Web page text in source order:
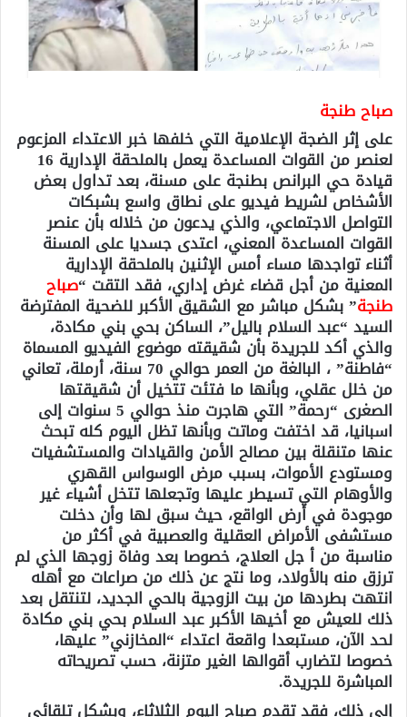
صباح طنجة
على إثر الضجة الإعلامية التي خلفها خبر الاعتداء المزعوم
لعنصر من القوات المساعدة يعمل بالملحقة الإدارية 16
قيادة حي البرانص بطنجة على مسنة، بعد تداول بعض
الأشخاص لشريط فيديو على نطاق واسع بشبكات
التواصل الاجتماعي، والذي يدعون من خلاله بأن عنصر
القوات المساعدة المعني، اعتدى جسديا على المسنة
أثناء تواجدها مساء أمس الإثنين بالملحقة الإدارية
المعنية من أجل قضاء غرض إداري، فقد التقت “صباح
طنجة” بشكل مباشر مع الشقيق الأكبر للضحية المفترضة
السيد “عبد السلام باليل”، الساكن بحي بني مكادة،
والذي أكد للجريدة بأن شقيقته موضوع الفيديو المسماة
“فاطنة” ، البالغة من العمر حوالي 70 سنة، أرملة، تعاني
من خلل عقلي، وبأنها ما فتئت تتخيل أن شقيقتها
الصغرى “رحمة” التي هاجرت منذ حوالي 5 سنوات إلى
اسبانيا، قد اختفت وماتت وبأنها تظل اليوم كله تبحث
عنها متنقلة بين مصالح الأمن والقيادات والمستشفيات
ومستودع الأموات، بسبب مرض الوسواس القهري
والأوهام التي تسيطر عليها وتجعلها تتخل أشياء غير
موجودة في أرض الواقع، حيث سبق لها وأن دخلت
مستشفى الأمراض العقلية والعصبية في أكثر من
مناسبة من أ جل العلاج، خصوصا بعد وفاة زوجها الذي لم
ترزق منه بالأولاد، وما نتج عن ذلك من صراعات مع أهله
انتهت بطردها من بيت الزوجية بالحي الجديد، لتنتقل بعد
ذلك للعيش مع أخيها الأكبر عبد السلام بحي بني مكادة
لحد الآن، مستبعدا واقعة اعتداء “المخازني” عليها،
خصوصا لتضارب أقوالها الغير متزنة، حسب تصريحاته
المباشرة للجريدة.
إلى ذلك، فقد تقدم صباح اليوم الثلاثاء، وبشكل تلقائي